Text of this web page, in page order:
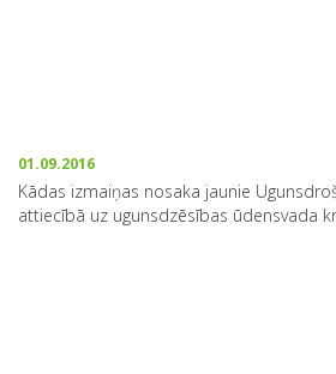
01.09.2016
Kādas izmaiņas nosaka jaunie
attiecībā uz ugunsdzēsības ūdensvada